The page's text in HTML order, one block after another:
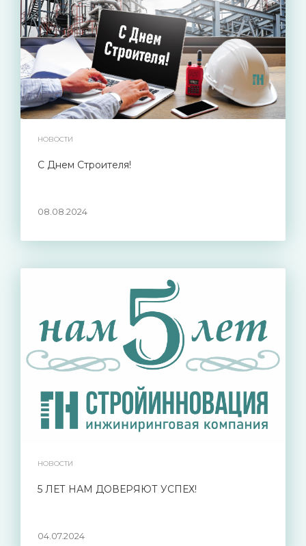
НОВОСТИ
С Днем Строителя!
08.08.2024
НОВОСТИ
5 ЛЕТ НАМ ДОВЕРЯЮТ УСПЕХ!
04.07.2024